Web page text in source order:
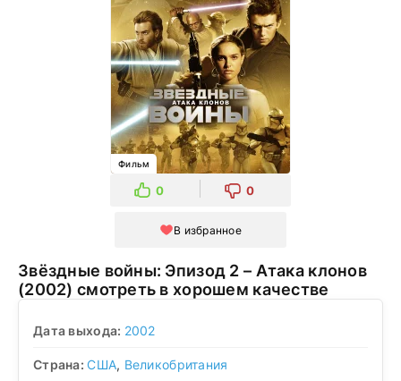
Фильм
0 0
В избранное
Звёздные войны: Эпизод 2 – Атака клонов
(2002) смотреть в хорошем качестве
Дата выхода: 2002
Страна:США, Великобритания